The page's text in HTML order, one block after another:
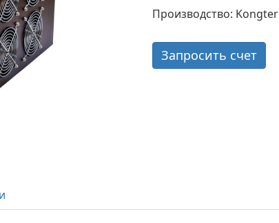
Производство: Kongter
Запросить счет